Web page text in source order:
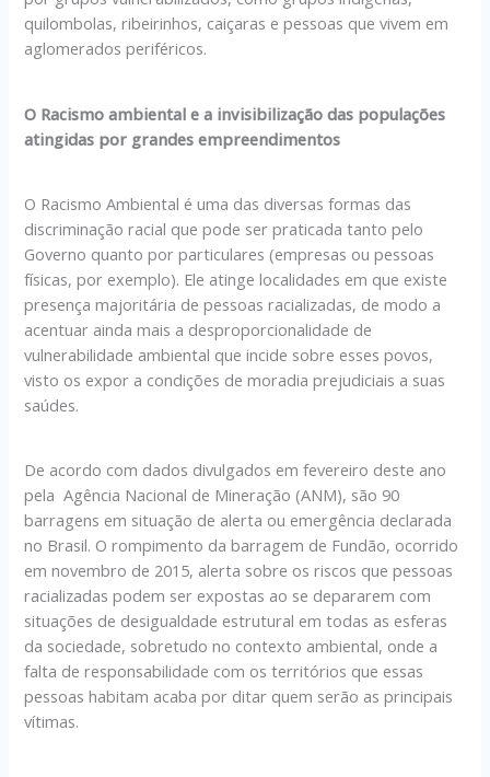
quilombolas, ribeirinhos, caiçaras e pessoas que vivem em
aglomerados periféricos.
O Racismo ambiental e a invisibilização das populações
atingidas por grandes empreendimentos
O Racismo Ambiental é uma das diversas formas das
discriminação racial que pode ser praticada tanto pelo
Governo quanto por particulares (empresas ou pessoas
físicas, por exemplo). Ele atinge localidades em que existe
presença majoritária de pessoas racializadas, de modo a
acentuar ainda mais a desproporcionalidade de
vulnerabilidade ambiental que incide sobre esses povos,
visto os expor a condições de moradia prejudiciais a suas
saúdes.
De acordo com dados divulgados em fevereiro deste ano
pela Agência Nacional de Mineração (ANM), são 90
barragens em situação de alerta ou emergência declarada
no Brasil. O rompimento da barragem de Fundão, ocorrido
em novembro de 2015, alerta sobre os riscos que pessoas
racializadas podem ser expostas ao se depararem com
situações de desigualdade estrutural em todas as esferas
da sociedade, sobretudo no contexto ambiental, onde a
falta de responsabilidade com os territórios que essas
pessoas habitam acaba por ditar quem serão as principais
vítimas.